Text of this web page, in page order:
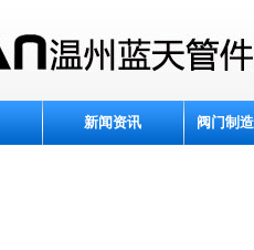
新闻资讯 阀门制